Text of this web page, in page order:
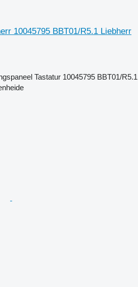
10045795 BBT01/R5.1 Liebherr
Tastatur 10045795 BBT01/R5.1